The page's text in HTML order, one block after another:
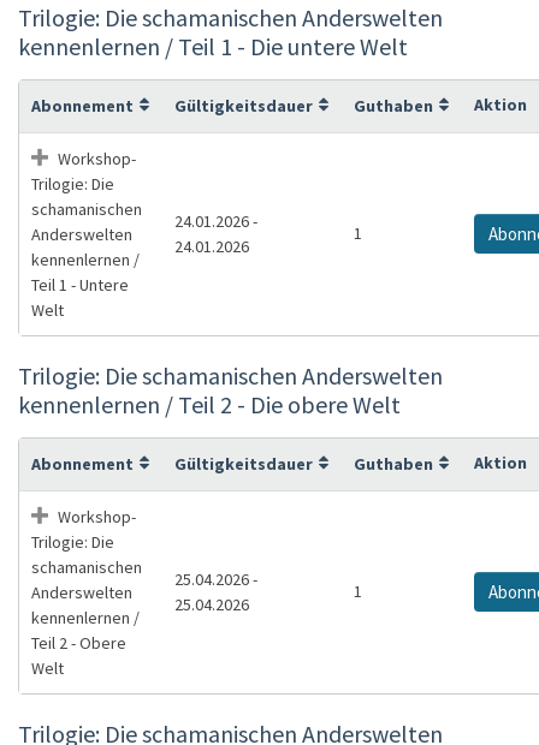
Trilogie: Die schamanischen Anderswelten
kennenlernen / Teil 1 - Die untere Welt
Abonnement Gültigkeitsdauer Guthaben Aktion
Workshop-
Trilogie: Die
schamanischen
Anderswelten
kennenlernen /
Teil 1 - Untere
Welt
24.01.2026 -
24.01.2026
1
Trilogie: Die schamanischen Anderswelten
kennenlernen / Teil 2 - Die obere Welt
Abonnement Gültigkeitsdauer Guthaben Aktion
Workshop-
Trilogie: Die
schamanischen
Anderswelten
kennenlernen /
Teil 2 - Obere
Welt
25.04.2026 -
25.04.2026
1
Trilogie: Die schamanischen Anderswelten